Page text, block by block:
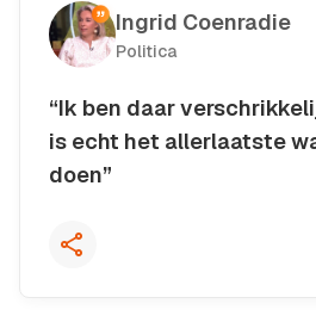
Ingrid Coenradie
Politica
“Ik ben daar
is echt het allerlaatste
doen”